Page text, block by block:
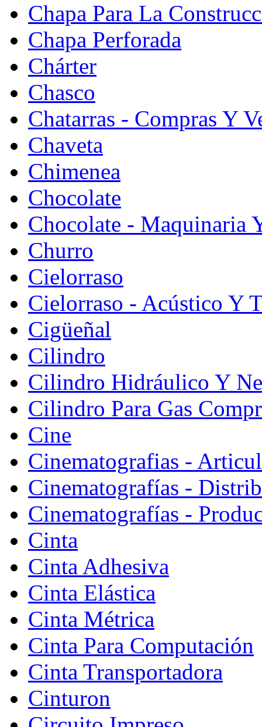
Chapa Para La
Chapa Perforada
Chárter
Chasco
Chatarras - Compras Y
Chaveta
Chimenea
Chocolate
Chocolate - Maquinaria
Churro
Cielorraso
Cielorraso - Acústico Y
Cigüeñal
Cilindro
Cilindro Hidráulico Y
Cilindro Para Gas
Cine
Cinematografias -
Cinematografías -
Cinematografías -
Cinta
Cinta Adhesiva
Cinta Elástica
Cinta Métrica
Cinta Para Computación
Cinta Transportadora
Cinturon